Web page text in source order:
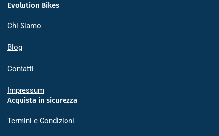
Evolution Bikes
Chi Siamo
Blog
Contatti
Impressum
Acquista in sicurezza
Termini e Condizioni